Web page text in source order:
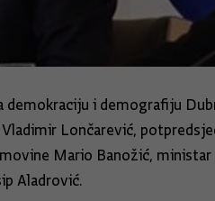
i demografiju
Lončarević,
Mario Banožić,
Aladrović.